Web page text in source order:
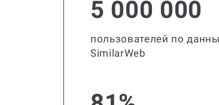
5 000 000
пользователей по
SimilarWeb